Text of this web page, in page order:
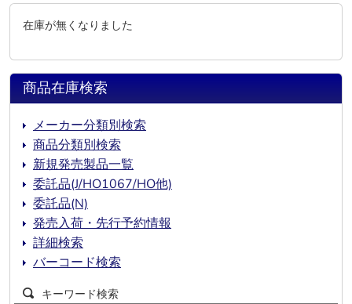
在庫が無くなりました
商品在庫検索
メーカー分類別検索
商品分類別検索
新規発売製品一覧
委託品(J/HO1067/HO他)
委託品(N)
発売入荷・先行予約情報
詳細検索
バーコード検索
キーワード検索